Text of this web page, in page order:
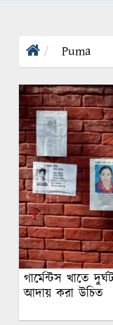
Puma
গার্মেন্টস খাতে
আদায় করা উচিত